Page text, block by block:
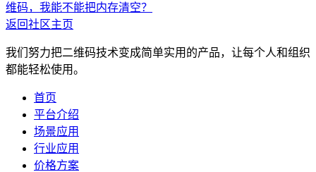
维码，我能不能把内存清空？
返回社区主页
我们努力把二维码技术变成简单实用的产品，让每个人和组织
都能轻松使用。
首页
平台介绍
场景应用
行业应用
价格方案